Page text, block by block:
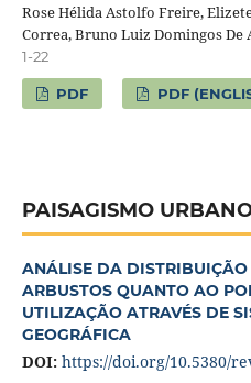
Rose Hélida Astolfo Freire,
Correa, Bruno Luiz Domingos De
1-22
PDF PDF
PAISAGISMO
ANÁLISE DA DISTRIBUIÇÃO
ARBUSTOS QUANTO AO
UTILIZAÇÃO ATRAVÉS DE
GEOGRÁFICA
DOI: https://doi.org/10.5380/